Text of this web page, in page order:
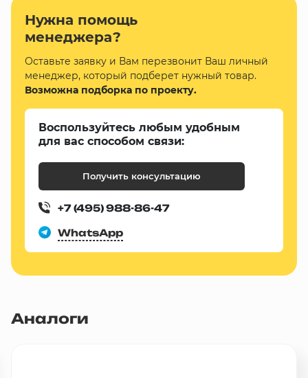
Нужна помощь
менеджера?
Оставьте заявку и Вам перезвонит Ваш личный
менеджер, который подберет нужный товар.
Возможна подборка по проекту.
Воспользуйтесь любым удобным
для вас способом связи:
Получить консультацию
+7 (495) 988-86-47
WhatsApp
Аналоги